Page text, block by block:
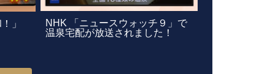
」
NHK 「ニュースウォッチ９」で
温泉宅配が放送されました！